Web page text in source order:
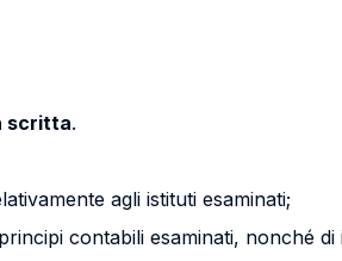
scritta.
agli istituti esaminati;
contabili esaminati, nonché di